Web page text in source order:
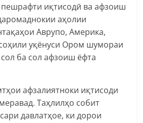
пешрафти иқтисодӣ ва афзоиш
аҳолии
Аврупо, Америка,
уқёнуси Ором шумораи
ба сол афзоиш ёфта
афзалиятноки иқтисоди
Таҳлилҳо собит
давлатҳое, ки дорои